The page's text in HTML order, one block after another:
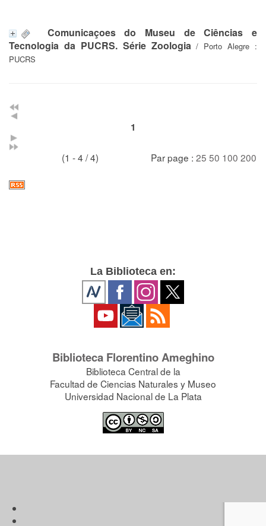
Comunicaçoes do Museu de Ciências e
Tecnologia da PUCRS. Série Zoologia/ Porto Alegre :
PUCRS
1
(1 - 4 / 4) Par page : 25 50 100 200
La Biblioteca en:
Biblioteca Florentino Ameghino
Biblioteca Central de la
Facultad de Ciencias Naturales y Museo
Universidad Nacional de La Plata